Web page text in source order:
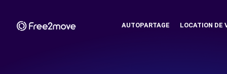
AUTOPARTAGE LOCATION DE